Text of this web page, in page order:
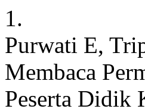
1.
Purwati E,
Membaca
Peserta Didik